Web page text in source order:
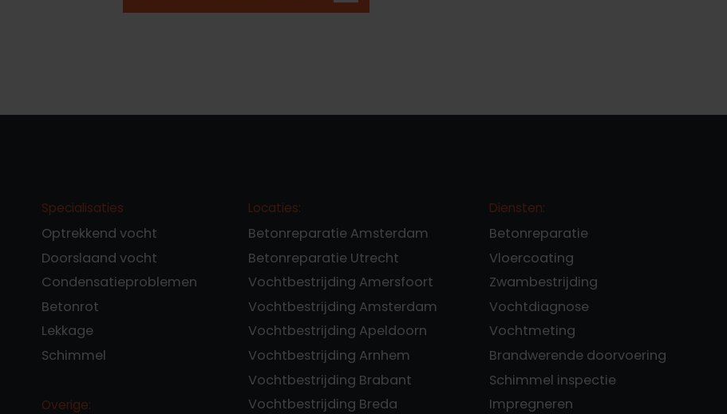
Specialisaties
Optrekkend vocht
Doorslaand vocht
Condensatieproblemen
Betonrot
Lekkage
Schimmel
Overige:
Locaties:
Betonreparatie Amsterdam
Betonreparatie Utrecht
Vochtbestrijding Amersfoort
Vochtbestrijding Amsterdam
Vochtbestrijding Apeldoorn
Vochtbestrijding Arnhem
Vochtbestrijding Brabant
Vochtbestrijding Breda
Diensten:
Betonreparatie
Vloercoating
Zwambestrijding
Vochtdiagnose
Vochtmeting
Brandwerende doorvoering
Schimmel inspectie
Impregneren